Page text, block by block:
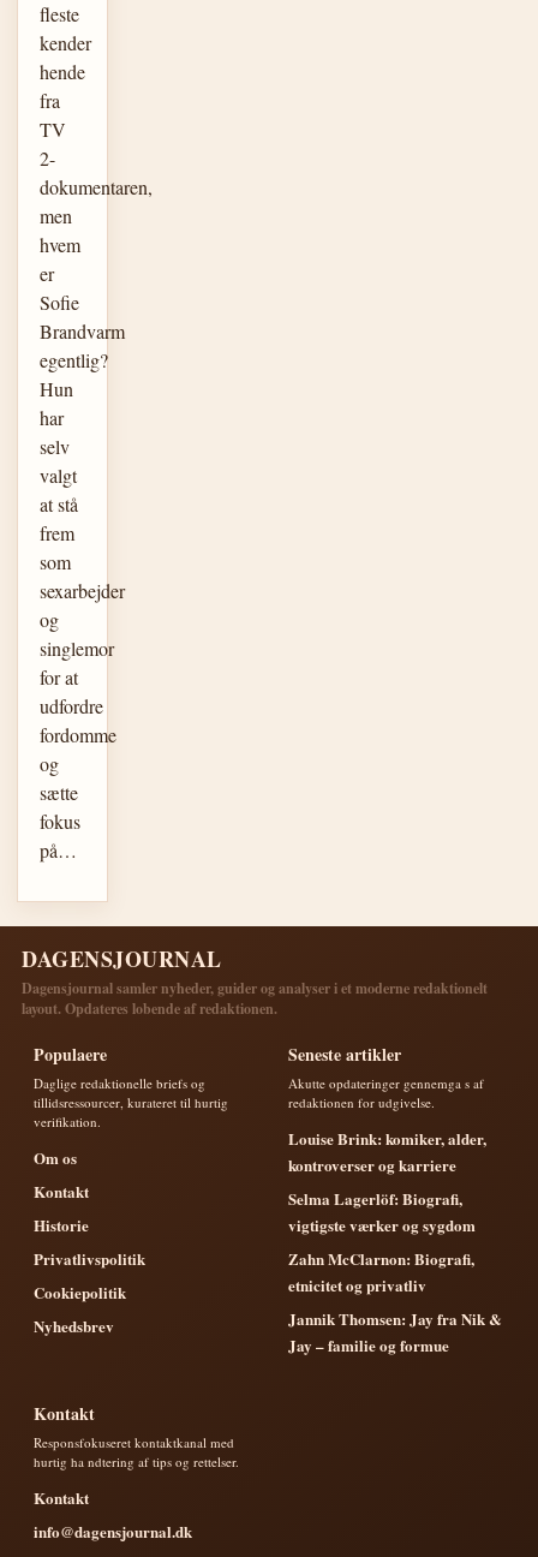
fleste
kender
hende
fra
TV
2-
dokumentaren,
men
hvem
er
Sofie
Brandvarm
egentlig?
Hun
har
selv
valgt
at stå
frem
som
sexarbejder
og
singlemor
for at
udfordre
fordomme
og
sætte
fokus
på…
DAGENSJOURNAL
Dagensjournal samler nyheder, guider og analyser i et moderne redaktionelt
layout. Opdateres lobende af redaktionen.
Populaere
Daglige redaktionelle briefs og
tillidsressourcer, kurateret til hurtig
verifikation.
Om os
Kontakt
Historie
Privatlivspolitik
Cookiepolitik
Nyhedsbrev
Seneste artikler
Akutte opdateringer gennemga s af
redaktionen for udgivelse.
Louise Brink: komiker, alder,
kontroverser og karriere
Selma Lagerlöf: Biografi,
vigtigste værker og sygdom
Zahn McClarnon: Biografi,
etnicitet og privatliv
Jannik Thomsen: Jay fra Nik &
Jay – familie og formue
Kontakt
Responsfokuseret kontaktkanal med
hurtig ha ndtering af tips og rettelser.
Kontakt
info@dagensjournal.dk